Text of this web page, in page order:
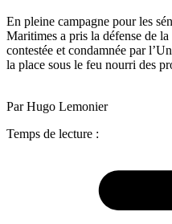
En pleine campagne pour les
Maritimes a pris la défense de
contestée et condamnée par
la place sous le feu nourri des
Par Hugo Lemonier
Temps de lecture :